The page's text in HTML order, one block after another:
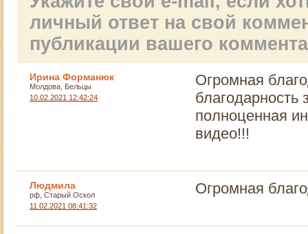
личный ответ на свой
публикации вашего
Ирина Форманюк
Молдова, Бельцы
10.02.2021 12:42:24
Огромная
полноценная
видео!!!
Людмила
рф, Старый Оскол
11.02.2021 08:41:32
Огромная